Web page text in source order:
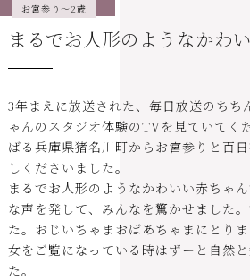
お宮参り～2歳
まるでお人形のようなかわ
3年まえに放送された、毎日放送のちち
ゃんのスタジオ体験のTVを見ていてく
ばる兵庫県猪名川町からお宮参りと百
しくださいました。
まるでお人形のようなかわいい赤ちゃ
な声を発して、みんなを驚かせました
た。おじいちゃまおばあちゃまにとり
女をご覧になっている時はずーと自然
た。